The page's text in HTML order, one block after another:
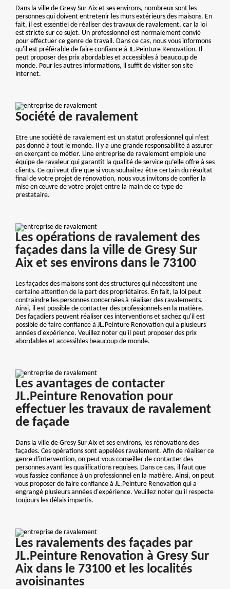
Dans la ville de Gresy Sur Aix et ses environs, nombreux sont les
personnes qui doivent entretenir les murs extérieurs des maisons. En
fait, il est essentiel de réaliser des travaux de ravalement, car la loi
est stricte sur ce sujet. Un professionnel est normalement convié
pour effectuer ce genre de travail. Dans ce cas, nous vous informons
qu'il est préférable de faire confiance à JL.Peinture Renovation. Il
peut proposer des prix abordables et accessibles à beaucoup de
monde. Pour les autres informations, il suffit de visiter son site
internet.
Société de ravalement
Etre une société de ravalement est un statut professionnel qui n’est
pas donné à tout le monde. Il y a une grande responsabilité à assurer
en exerçant ce métier. Une entreprise de ravalement emploie une
équipe de ravaleur qui garantit la qualité de service qu’elle offre à ses
clients. Ce qui veut dire que si vous souhaitez être certain du résultat
final de votre projet de rénovation, nous vous invitons de confier la
mise en œuvre de votre projet entre la main de ce type de
prestataire.
Les opérations de ravalement des
façades dans la ville de Gresy Sur
Aix et ses environs dans le 73100
Les façades des maisons sont des structures qui nécessitent une
certaine attention de la part des propriétaires. En fait, la loi peut
contraindre les personnes concernées à réaliser des ravalements.
Ainsi, il est possible de contacter des professionnels en la matière.
Des façadiers peuvent réaliser ces interventions et sachez qu'il est
possible de faire confiance à JL.Peinture Renovation qui a plusieurs
années d'expérience. Veuillez noter qu'il peut proposer des prix
abordables et accessibles beaucoup de monde.
Les avantages de contacter
JL.Peinture Renovation pour
effectuer les travaux de ravalement
de façade
Dans la ville de Gresy Sur Aix et ses environs, les rénovations des
façades. Ces opérations sont appelées ravalement. Afin de réaliser ce
genre d'intervention, on peut vous conseiller de contacter des
personnes ayant les qualifications requises. Dans ce cas, il faut que
vous fassiez confiance à un professionnel en la matière. Ainsi, on peut
vous proposer de faire confiance à JL.Peinture Renovation qui a
engrangé plusieurs années d'expérience. Veuillez noter qu'il respecte
toujours les délais impartis.
Les ravalements des façades par
JL.Peinture Renovation à Gresy Sur
Aix dans le 73100 et les localités
avoisinantes